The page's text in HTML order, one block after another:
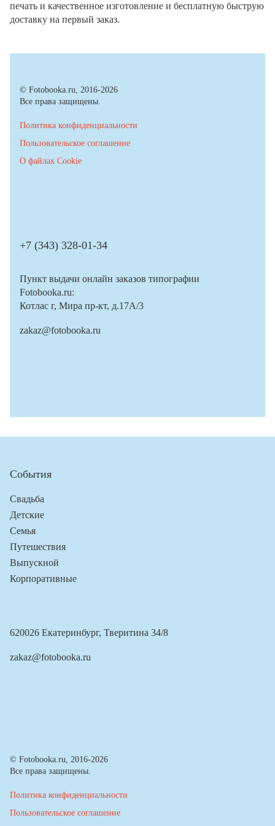
печать и качественное изготовление и бесплатную быструю
доставку на первый заказ.
© Fotobooka.ru, 2016-2026
Все права защищены.
Политика конфиденциальности
Пользовательское соглашение
О файлах Cookie
+7 (343) 328-01-34
Пункт выдачи онлайн заказов типографии
Fotobooka.ru:
Котлас г, Мира пр-кт, д.17А/3
zakaz@fotobooka.ru
События
Свадьба
Детские
Семья
Путешествия
Выпускной
Корпоративные
620026 Екатеринбург, Тверитина 34/8
zakaz@fotobooka.ru
© Fotobooka.ru, 2016-2026
Все права защищены.
Политика конфиденциальности
Пользовательское соглашение